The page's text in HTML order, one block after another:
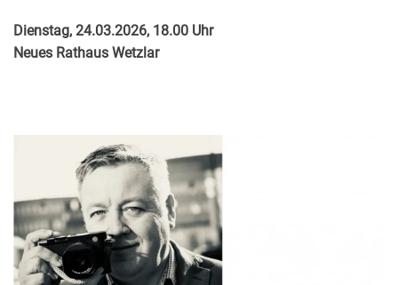
Dienstag, 24.03.2026, 18.00 Uhr
Neues Rathaus Wetzlar